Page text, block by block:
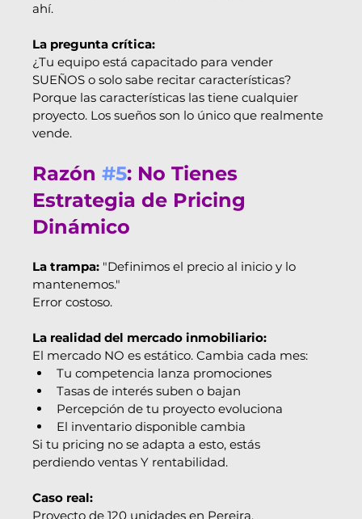
ahí.
La pregunta crítica:
¿Tu equipo está capacitado para vender
SUEÑOS o solo sabe recitar características?
Porque las características las tiene cualquier
proyecto. Los sueños son lo único que realmente
vende.
Razón #5: No Tienes
Estrategia de Pricing
Dinámico
La trampa: "Definimos el precio al inicio y lo
mantenemos."
Error costoso.
La realidad del mercado inmobiliario:
El mercado NO es estático. Cambia cada mes:
Tu competencia lanza promociones
Tasas de interés suben o bajan
Percepción de tu proyecto evoluciona
El inventario disponible cambia
Si tu pricing no se adapta a esto, estás
perdiendo ventas Y rentabilidad.
Caso real:
Proyecto de 120 unidades en Pereira.